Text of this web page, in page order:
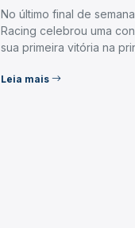
No último final de
Racing celebrou uma
sua primeira vitória na
Leia mais